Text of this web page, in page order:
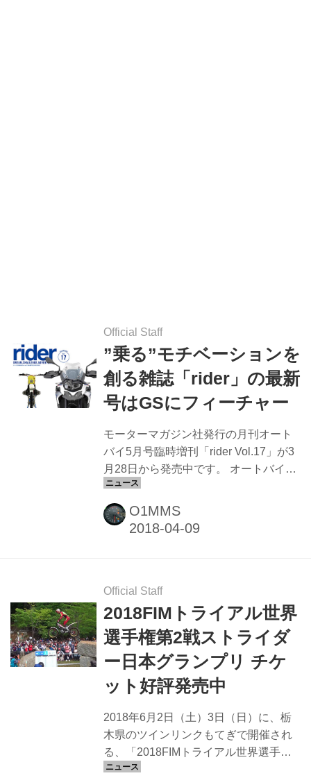
Official Staff
”乗る”モチベーションを
創る雑誌「rider」の最新
号はGSにフィーチャー
モーターマガジン社発行の月刊オート
バイ5月号臨時増刊「rider Vol.17」が3
月28日から発売中です。 オートバイ5
月号臨時増刊「ライダー 17」 発売日
： 2018年3月28日 体裁 ： A4・平綴じ
価格：1,000円（税込） バイクに乗って
ル全般でオン・オフを問いません。 発
売日は奇数月の28日。 バイクでこんな
シーンに出会えたら幸せだよなと思わ
せてくれる素敵な写真が他のバイクに
雑誌にには無い魅力です。 また三上編
集長によるモーターサイクルとその乗
り手に対する愛情...
O1MMS
Official Staff
2018FIMトライアル世界
選手権第2戦ストライダ
ー日本グランプリ チケ
ット好評発売中
2018年6月2日（土）3日（日）に、栃
木県のツインリンクもてぎで開催され
る、「2018FIMトライアル世界選手権
第2戦ストライダー日本グランプリ」の